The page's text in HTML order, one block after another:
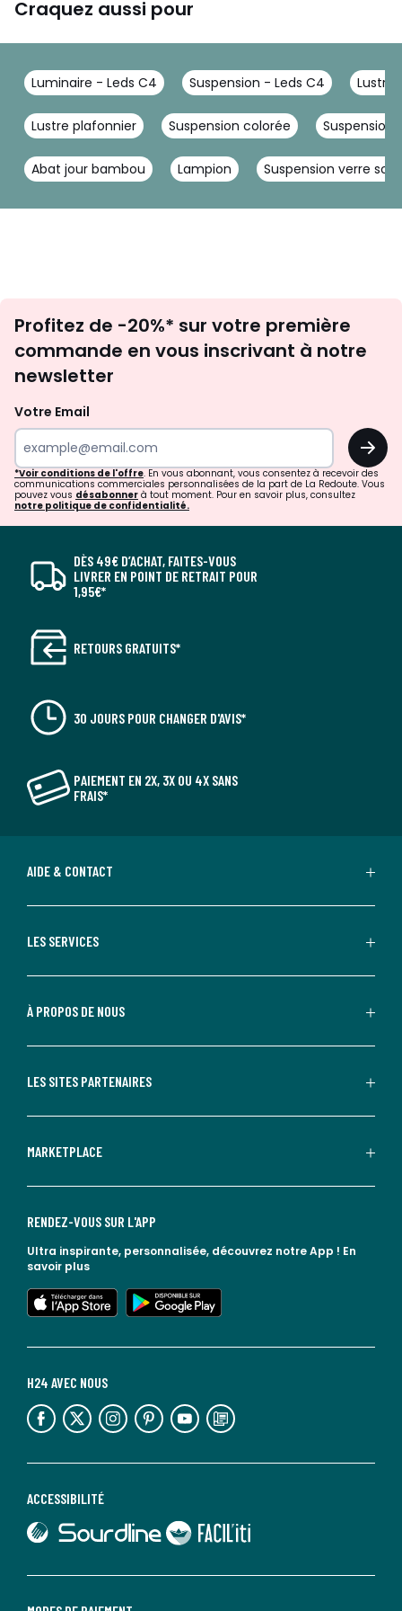
Craquez aussi pour
Luminaire - Leds C4 Suspension - Leds C4 Lustre
Lustre plafonnier Suspension colorée Suspension
Abat jour bambou Lampion Suspension verre
newsletter
Profitez de -20%* sur votre première
commande en vous inscrivant à notre
newsletter
Votre Email
OK
*Voir conditions de l'offre. En vous abonnant, vous consentez à recevoir des
communications commerciales personnalisées de la part de La Redoute. Vous
pouvez vous désabonner à tout moment. Pour en savoir plus, consultez
notre politique de confidentialité.
DÈS 49€ D’ACHAT, FAITES-VOUS
LIVRER EN POINT DE RETRAIT POUR
1,95€*
RETOURS GRATUITS*
30 JOURS POUR CHANGER D'AVIS*
PAIEMENT EN 2X, 3X OU 4X SANS
FRAIS*
AIDE & CONTACT
LES SERVICES
À PROPOS DE NOUS
LES SITES PARTENAIRES
MARKETPLACE
ACCESSIBILITÉ
lien vers Sourdline
lien vers Faciliti
H24 AVEC NOUS
lien vers l'espace réseaux sociaux lien vers l'espace réseaux sociaux lien vers l'espace réseaux sociaux lien vers l'espace réseaux sociaux lien vers l'espace réseaux sociaux lien vers le blog la redoute
RENDEZ-VOUS SUR L'APP
Ultra inspirante, personnalisée, découvrez notre App ! En
savoir plus
lien vers l'app store
lien vers google play